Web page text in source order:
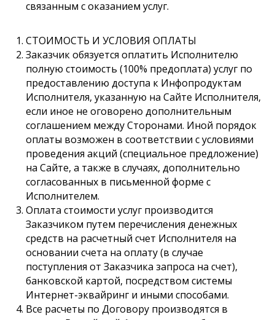
связанным с оказанием услуг.
СТОИМОСТЬ И УСЛОВИЯ ОПЛАТЫ
Заказчик обязуется оплатить Исполнителю
полную стоимость (100% предоплата) услуг по
предоставлению доступа к Инфопродуктам
Исполнителя, указанную на Сайте Исполнителя,
если иное не оговорено дополнительным
соглашением между Сторонами. Иной порядок
оплаты возможен в соответствии с условиями
проведения акций (специальное предложение)
на Сайте, а также в случаях, дополнительно
согласованных в письменной форме с
Исполнителем.
Оплата стоимости услуг производится
Заказчиком путем перечисления денежных
средств на расчетный счет Исполнителя на
основании счета на оплату (в случае
поступления от Заказчика запроса на счет),
банковской картой, посредством системы
Интернет-эквайринг и иными способами.
Все расчеты по Договору производятся в